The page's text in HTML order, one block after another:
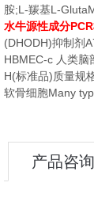
胺;L-羰基L-
水牛源性成分PCR
(DHODH)抑制剂
HBMEC-c 人类脑
H(标准品)质量规
软骨细胞Many
产品咨询